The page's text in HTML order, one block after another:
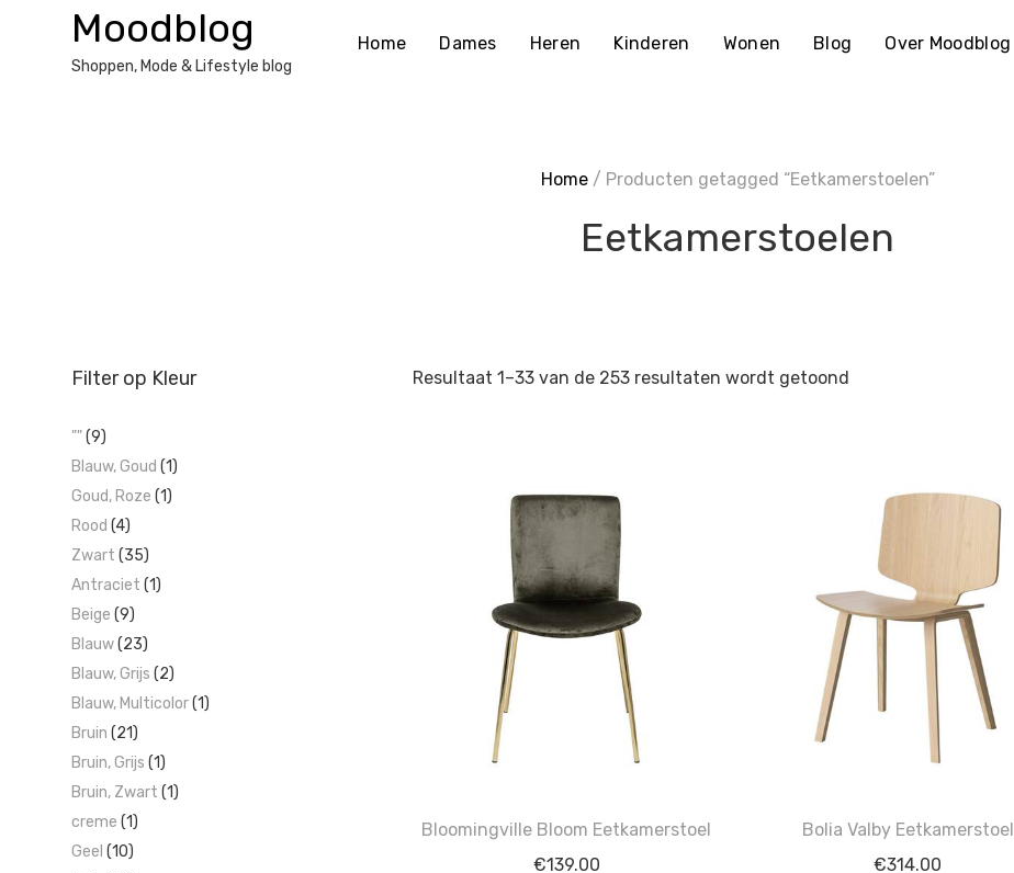
Moodblog
Shoppen, Mode & Lifestyle blog
Home Dames Heren Kinderen Wonen Blog Over Moodblog
Home/ Producten getagged “Eetkamerstoelen”
Eetkamerstoelen
Resultaat 1–33 van de 253 resultaten wordt getoond
Bloomingville Bloom Eetkamerstoel
€139.00
Bolia Valby Eetkamerstoel
€314.00
Filter op Kleur
""(9)
Blauw, Goud (1)
Goud, Roze (1)
Rood (4)
Zwart (35)
Antraciet (1)
Beige (9)
Blauw(23)
Blauw, Grijs (2)
Blauw, Multicolor(1)
Bruin (21)
Bruin, Grijs (1)
Bruin, Zwart (1)
creme (1)
Geel (10)